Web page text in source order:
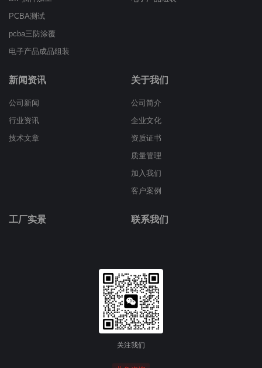
PCBA测试
pcba三防涂覆
电子产品成品组装
新闻资讯
公司新闻
行业资讯
技术文章
关于我们
公司简介
企业文化
资质证书
质量管理
加入我们
客户案例
工厂实景 联系我们
关注我们